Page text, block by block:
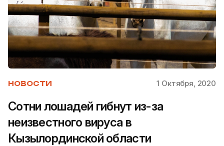
НОВОСТИ 1 Октября, 2020
Сотни лошадей гибнут из-за
неизвестного вируса в
Кызылординской области